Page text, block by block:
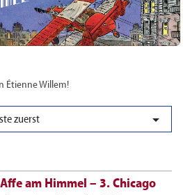
Étienne Willem!
zuerst 
am Himmel – 3. Chicago